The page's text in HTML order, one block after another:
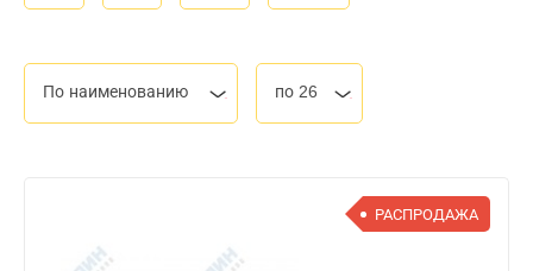
По наименованию по 26
РАСПРОДАЖА